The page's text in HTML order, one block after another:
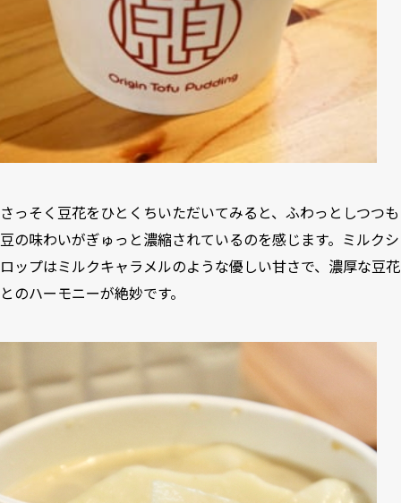
さっそく豆花をひとくちいただいてみると、ふわっとしつつも
豆の味わいがぎゅっと濃縮されているのを感じます。ミルクシ
ロップはミルクキャラメルのような優しい甘さで、濃厚な豆花
とのハーモニーが絶妙です。